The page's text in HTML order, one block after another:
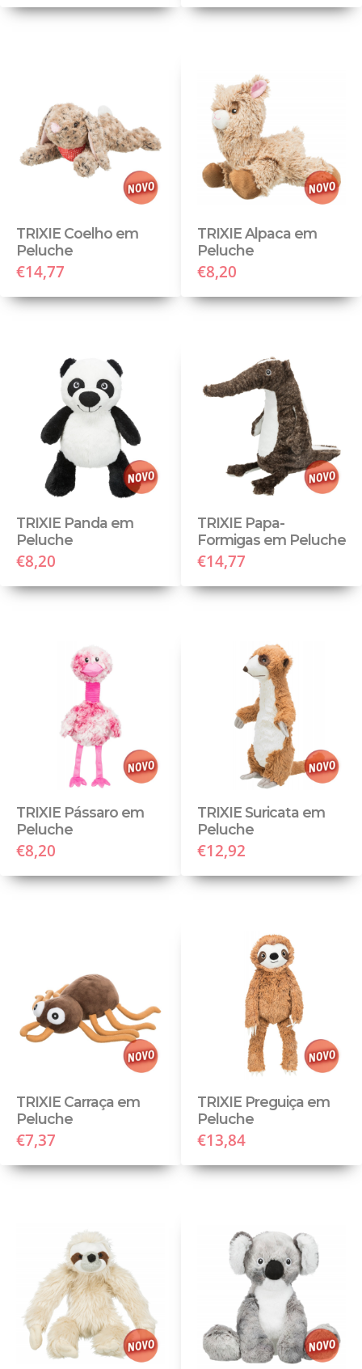
TRIXIE Coelho em
Peluche
€14,77
TRIXIE Alpaca em
Peluche
€8,20
TRIXIE Panda em
Peluche
€8,20
TRIXIE Papa-
Formigas em Peluche
€14,77
TRIXIE Pássaro em
Peluche
€8,20
TRIXIE Suricata em
Peluche
€12,92
TRIXIE Carraça em
Peluche
€7,37
TRIXIE Preguiça em
Peluche
€13,84